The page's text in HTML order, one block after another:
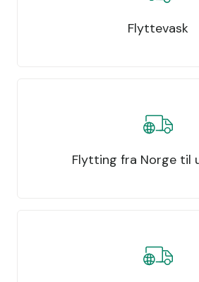
Flyttevask
Flytting fra Norge til